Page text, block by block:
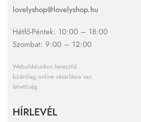
lovelyshop@lovelyshop.hu
Hétfő-Péntek: 10:00 – 18:00
Szombat: 9:00 – 12:00
Weboldalunkon keresztül
kizárólag online vásárlásra van
lehetőség.
HÍRLEVÉL